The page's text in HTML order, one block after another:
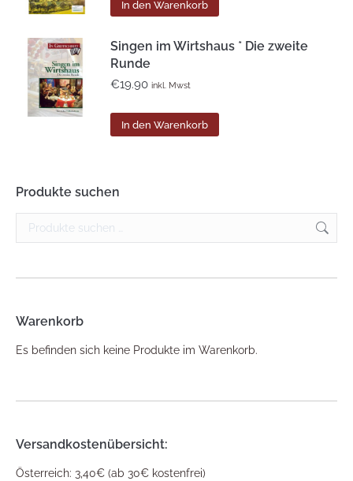
In den Warenkorb
Singen im Wirtshaus * Die zweite
Runde
€19.90 inkl. Mwst
In den Warenkorb
Produkte suchen
Warenkorb
Es befinden sich keine Produkte im Warenkorb.
Versandkostenübersicht:
Österreich: 3,40€ (ab 30€ kostenfrei)